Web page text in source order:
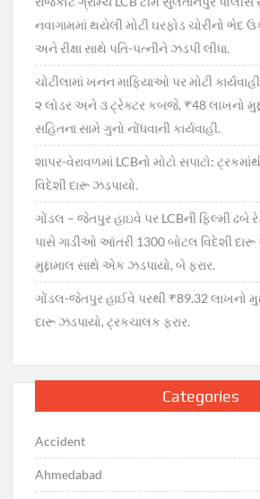
નવાગામમાં થયેલી મોટી ઘરફોડ ચોરીનો ભેદ
અને રીક્ષા સાથે પતિ-પત્નીને ઝડપી લીધા.
ચોટીલામાં ખનન માફિયાઓ પર મોટી
૨ લોડર અને ૩ ટ્રેક્ટર કબજે, ₹48 લાખનો
સહિતના સામે ગુનો નોંધવાની કાર્યવાહી.
શાપર-વેરાવળમાં LCBનો મોટો સપાટો:
વિદેશી દારૂ ઝડપાયો.
ગોંડલ – જેતપુર હાઇવે પર LCBની ફિલ્મી ઢબે
પાસે ગાડીઓ આંતરી 1300 બોટલ વિદેશી
મુદ્દામાલ સાથે એક ઝડપાયો, બે ફરાર.
ગોંડલ-જેતપુર હાઈવે પરથી ₹89.32 લાખનો
દારૂ ઝડપાયો, ટ્રકચાલક ફરાર.
Categories
Accident
Ahmedabad